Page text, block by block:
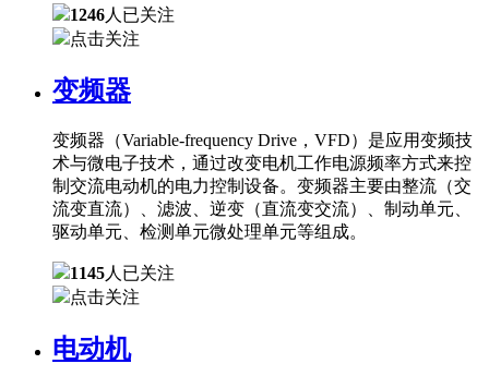
1246人已关注
点击关注
变频器
变频器（Variable-frequency Drive，VFD）是应用变频技
术与微电子技术，通过改变电机工作电源频率方式来控
制交流电动机的电力控制设备。变频器主要由整流（交
流变直流）、滤波、逆变（直流变交流）、制动单元、
驱动单元、检测单元微处理单元等组成。
1145人已关注
点击关注
电动机